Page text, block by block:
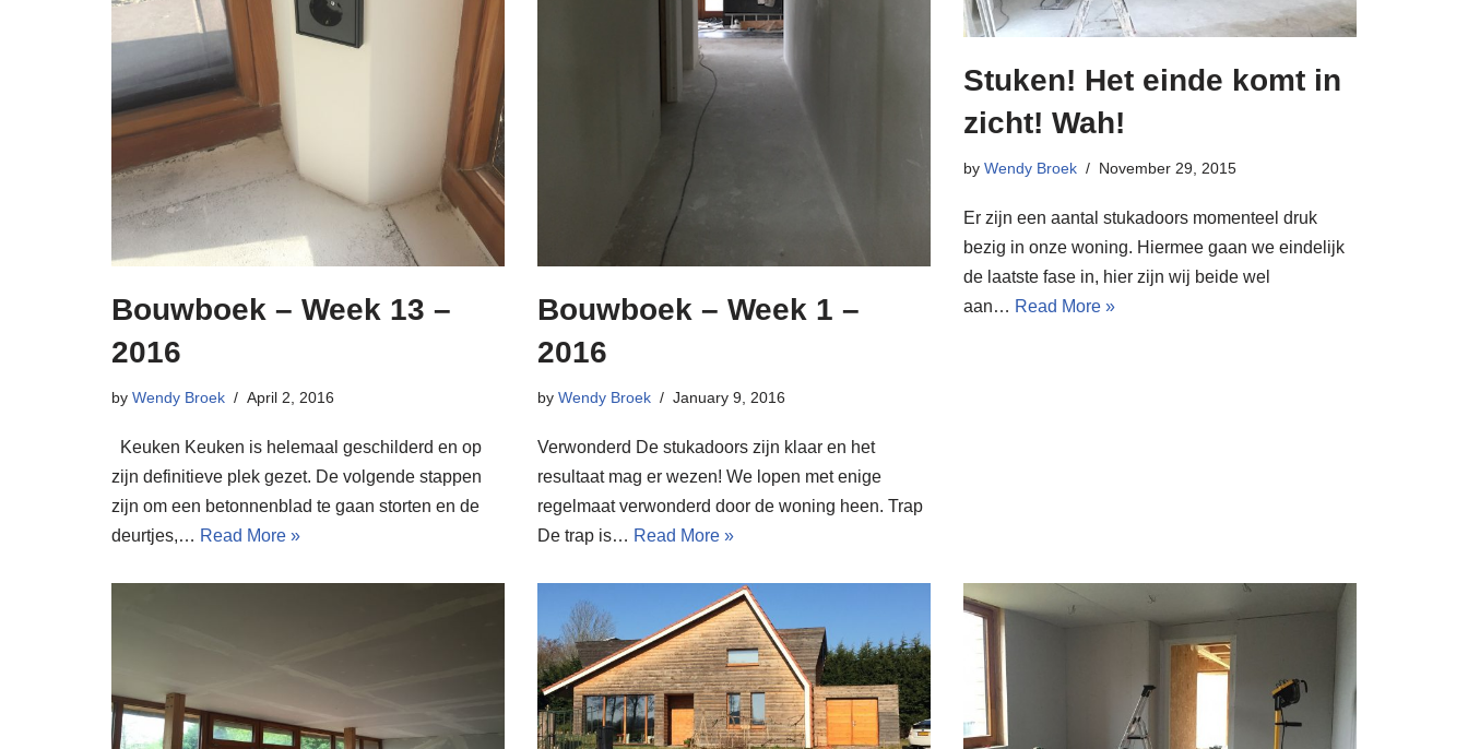
Bouwboek – Week 13 –
2016
by Wendy Broek April 2, 2016
Keuken Keuken is helemaal geschilderd en op
zijn definitieve plek gezet. De volgende stappen
zijn om een betonnenblad te gaan storten en de
deurtjes,… Read More »
Bouwboek – Week 1 –
2016
by Wendy Broek January 9, 2016
Verwonderd De stukadoors zijn klaar en het
resultaat mag er wezen! We lopen met enige
regelmaat verwonderd door de woning heen. Trap
De trap is… Read More »
Stuken! Het einde komt in
zicht! Wah!
by Wendy Broek November 29, 2015
Er zijn een aantal stukadoors momenteel druk
bezig in onze woning. Hiermee gaan we eindelijk
de laatste fase in, hier zijn wij beide wel
aan… Read More »